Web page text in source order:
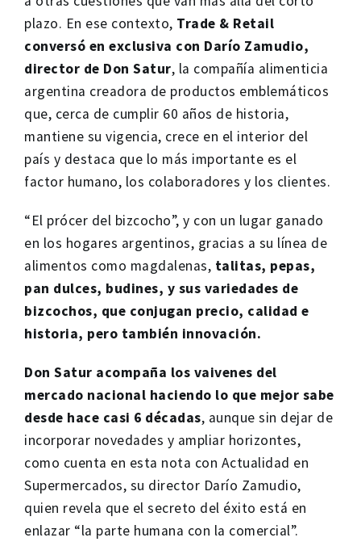
plazo. En ese contexto, Trade & Retail
conversó en exclusiva con Darío Zamudio,
director de Don Satur, la compañía alimenticia
argentina creadora de productos emblemáticos
que, cerca de cumplir 60 años de historia,
mantiene su vigencia, crece en el interior del
país y destaca que lo más importante es el
factor humano, los colaboradores y los clientes.
“El prócer del bizcocho”, y con un lugar ganado
en los hogares argentinos, gracias a su línea de
alimentos como magdalenas, talitas, pepas,
pan dulces, budines, y sus variedades de
bizcochos, que conjugan precio, calidad e
historia, pero también innovación.
Don Satur acompaña los vaivenes del
mercado nacional haciendo lo que mejor sabe
desde hace casi 6 décadas, aunque sin dejar de
incorporar novedades y ampliar horizontes,
como cuenta en esta nota con Actualidad en
Supermercados, su director Darío Zamudio,
quien revela que el secreto del éxito está en
enlazar “la parte humana con la comercial”.